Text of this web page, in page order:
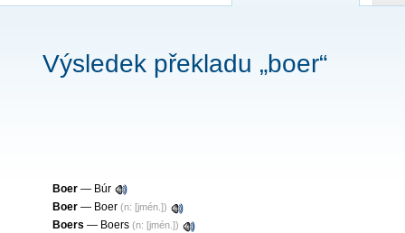
Výsledek překladu „boer“
Boer — Búr
Boer — Boer (n: [jmén.])
Boers — Boers (n: [jmén.])